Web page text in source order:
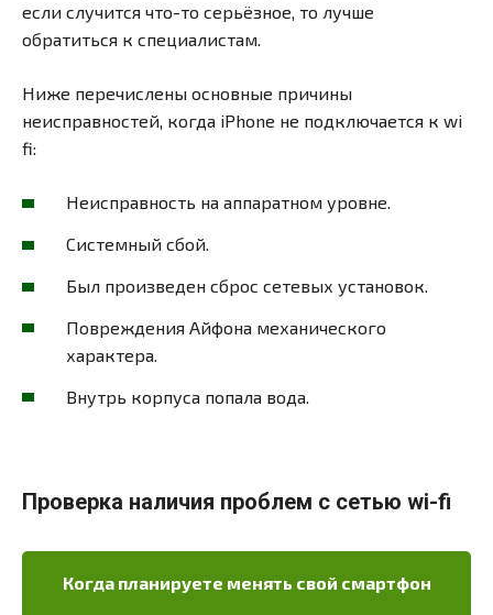
если случится что-то серьёзное, то лучше
обратиться к специалистам.
Ниже перечислены основные причины
неисправностей, когда iPhone не подключается к wi
fi:
Неисправность на аппаратном уровне.
Системный сбой.
Был произведен сброс сетевых установок.
Повреждения Айфона механического
характера.
Внутрь корпуса попала вода.
Проверка наличия проблем с сетью wi-fi
Когда планируете менять свой смартфон